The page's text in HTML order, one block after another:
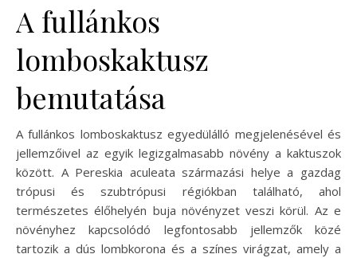
A fullánkos
lomboskaktusz
bemutatása
A fullánkos lomboskaktusz egyedülálló megjelenésével és
jellemzőivel az egyik legizgalmasabb növény a kaktuszok
között. A Pereskia aculeata származási helye a gazdag
trópusi és szubtrópusi régiókban található, ahol
természetes élőhelyén buja növényzet veszi körül. Az e
növényhez kapcsolódó legfontosabb jellemzők közé
tartozik a dús lombkorona és a színes virágzat, amely a